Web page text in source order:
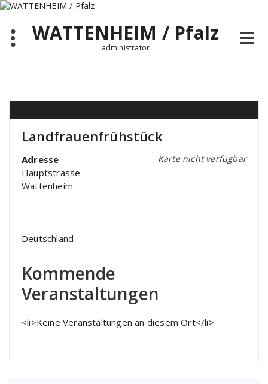
Zum
springenWATTENHEIM / Pfalz
administrator
Landfrauenfrühstück
Karte nicht verfügbar
Adresse
Hauptstrasse
Wattenheim
Deutschland
Kommende
Veranstaltungen
<li>Keine Veranstaltungen an diesem Ort</li>